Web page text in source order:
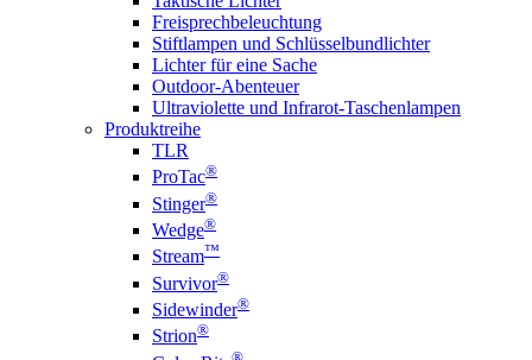
Freisprechbeleuchtung
Stiftlampen und Schlüsselbundlichter
Lichter für eine Sache
Outdoor-Abenteuer
Ultraviolette und Infrarot-Taschenlampen
Produktreihe
TLR
ProTac®
Stinger®
Wedge®
Stream™
Survivor®
Sidewinder®
Strion®
®